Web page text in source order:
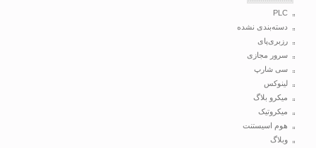
PLC
دسته‌بندی نشده
رزبری‌پای
سرور مجازی
سی شارپ
لینوکس
میکرو بلاگ
میکروتیک
هوم اسیستنت
وبلاگ